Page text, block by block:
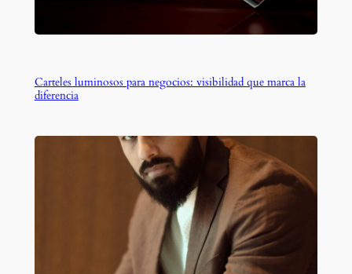
Carteles luminosos para negocios: visibilidad que marca la
diferencia